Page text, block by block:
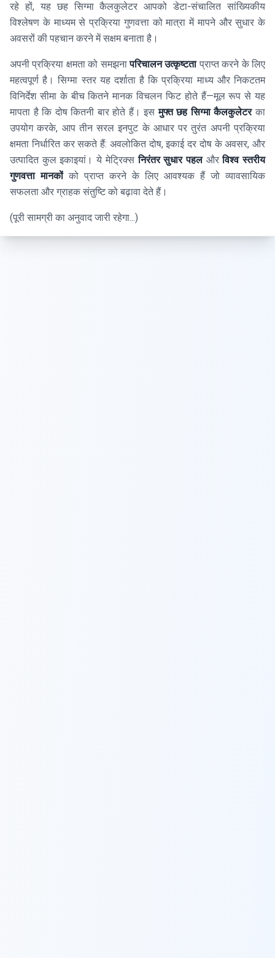
रहे हों, यह छह सिग्मा कैलकुलेटर आपको डेटा-संचालित सांख्यिकीय
विश्लेषण के माध्यम से प्रक्रिया गुणवत्ता को मात्रा में मापने और सुधार के
अवसरों की पहचान करने में सक्षम बनाता है।
अपनी प्रक्रिया क्षमता को समझनापरिचालन उत्कृष्टताप्राप्त करने के लिए
महत्वपूर्ण है। सिग्मा स्तर यह दर्शाता है कि प्रक्रिया माध्य और निकटतम
विनिर्देश सीमा के बीच कितने मानक विचलन फिट होते हैं—मूल रूप से यह
मापता है कि दोष कितनी बार होते हैं। इसमुफ्त छह सिग्मा कैलकुलेटरका
उपयोग करके, आप तीन सरल इनपुट के आधार पर तुरंत अपनी प्रक्रिया
क्षमता निर्धारित कर सकते हैं: अवलोकित दोष, इकाई दर दोष के अवसर, और
उत्पादित कुल इकाइयां। ये मेट्रिक्सनिरंतर सुधार पहलऔरविश्व स्तरीय
गुणवत्ता मानकोंको प्राप्त करने के लिए आवश्यक हैं जो व्यावसायिक
सफलता और ग्राहक संतुष्टि को बढ़ावा देते हैं।
(पूरी सामग्री का अनुवाद जारी रहेगा...)